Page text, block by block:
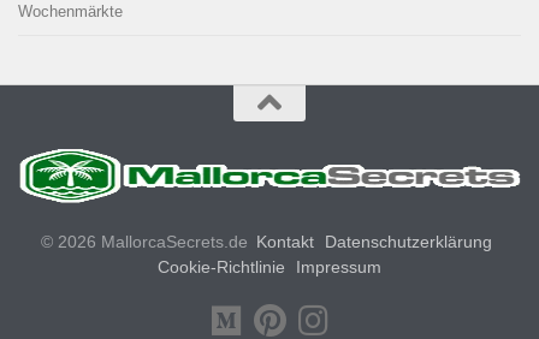
Wochenmärkte
© 2026 MallorcaSecrets.de Kontakt
Datenschutzerklärung
Cookie-Richtlinie
Impressum